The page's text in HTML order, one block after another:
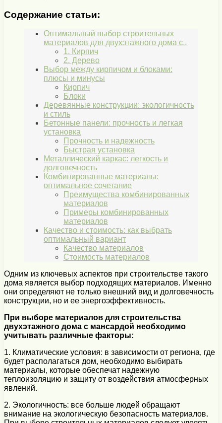
Содержание статьи:
Оптимальный выбор строительных
материалов для двухэтажного дома с..
1. Кирпич
2. Дерево
Выбор между кирпичом и блоками:
плюсы и минусы
Кирпич
Блоки
Деревянные конструкции: экологичность
и стиль
Бетонные панели: прочность и легкая
установка
Прочность и надежность
Быстрая установка
Металлический каркас: легкость и
долговечность
Комбинированные материалы:
оптимальное сочетание
Преимущества комбинированных
материалов
Примеры комбинированных
материалов
Качество и стоимость: как выбрать
оптимальный вариант
Качество материалов
Стоимость материалов
Одним из ключевых аспектов при строительстве такого
дома является выбор подходящих материалов. Именно
они определяют не только внешний вид и долговечность
конструкции, но и ее энергоэффективность.
При выборе материалов для строительства
двухэтажного дома с мансардой необходимо
учитывать различные факторы:
1. Климатические условия: в зависимости от региона, где
будет располагаться дом, необходимо выбирать
материалы, которые обеспечат надежную
теплоизоляцию и защиту от воздействия атмосферных
явлений.
2. Экологичность: все больше людей обращают
внимание на экологическую безопасность материалов.